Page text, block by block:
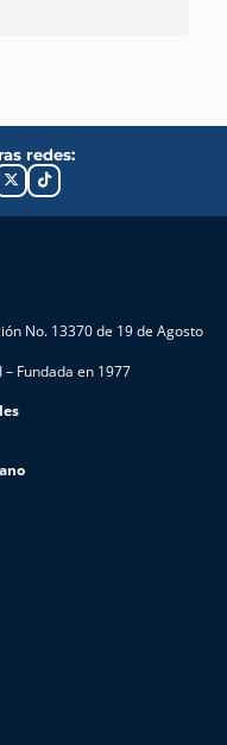
redes:
No. 13370 de 19 de Agosto
Fundada en 1977